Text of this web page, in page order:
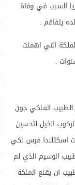
السبب في وفاة
يتفاقم .
التي اهملت
.
الملكي جون
الخيل لتحسين
اسكتلندا فرس لكي
، الطبيب الوسيم الذي لم
ان يقنع الملكة